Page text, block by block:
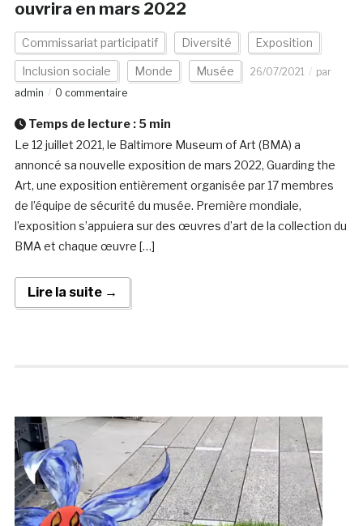
ouvrira en mars 2022
Commissariat participatif Diversité Exposition
Inclusion sociale Monde Musée 26/07/2021
par
admin
0 commentaire
Temps de lecture : 5 min
Le 12 juillet 2021, le Baltimore Museum of Art (BMA) a
annoncé sa nouvelle exposition de mars 2022, Guarding the
Art, une exposition entièrement organisée par 17 membres
de l’équipe de sécurité du musée. Première mondiale,
l’exposition s’appuiera sur des œuvres d’art de la collection du
BMA et chaque œuvre […]
Lire la suite →